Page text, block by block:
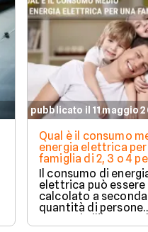
pubblicato il 11 maggio
Qual è il consumo
energia elettrica per
famiglia di 2, 3 o 4
Il consumo di
elettrica può essere
calcolato a
quantità di persone
presenti all'interno